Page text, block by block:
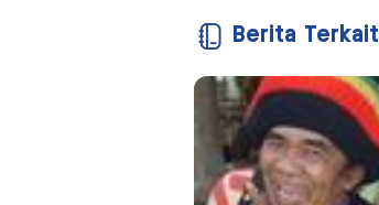
Berita Terkait